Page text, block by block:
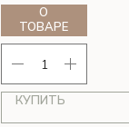
О
ТОВАРЕ
КУПИТЬ